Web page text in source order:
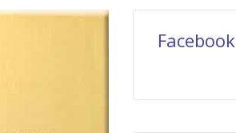
Facebook